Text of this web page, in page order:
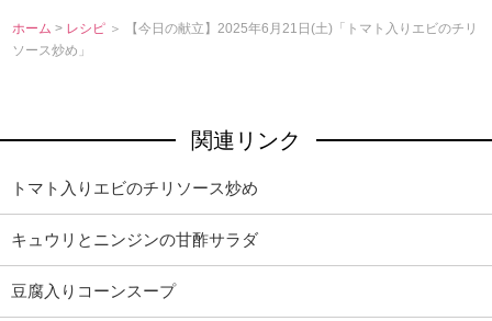
ホーム > レシピ ＞ 【今日の献立】2025年6月21日(土)「トマト入りエビのチリ
ソース炒め」
関連リンク
トマト入りエビのチリソース炒め
キュウリとニンジンの甘酢サラダ
豆腐入りコーンスープ